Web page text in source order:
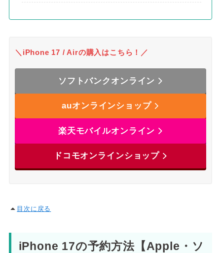
＼iPhone 17 / Airの購入はこちら！／
ソフトバンクオンライン
auオンラインショップ
楽天モバイルオンライン
ドコモオンラインショップ
目次に戻る
iPhone 17の予約方法【Apple・ソ